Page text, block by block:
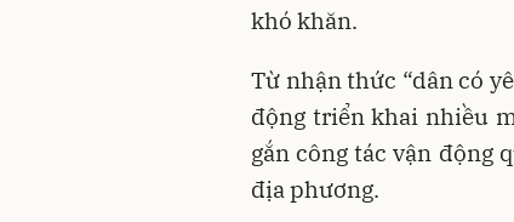
khó khăn.
Từ nhận thức “dân có
động triển khai nhiều
gắn công tác vận động
địa phương.